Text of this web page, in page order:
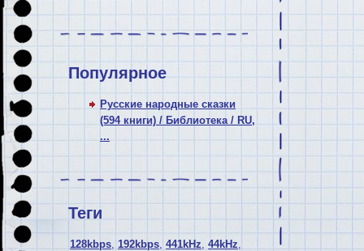
Популярное
Русские народные сказки
(594 книги) / Библиотека / RU,
...
Теги
128kbps, 192kbps, 441kHz, 44kHz,